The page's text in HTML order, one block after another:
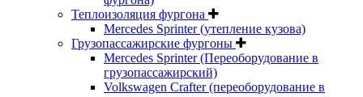
Теплоизоляция фургона
Mercedes Sprinter (утепление кузова)
Грузопассажирские фургоны
Mercedes Sprinter (Переоборудование в
грузопассажирский)
Volkswagen Crafter (переоборудование в